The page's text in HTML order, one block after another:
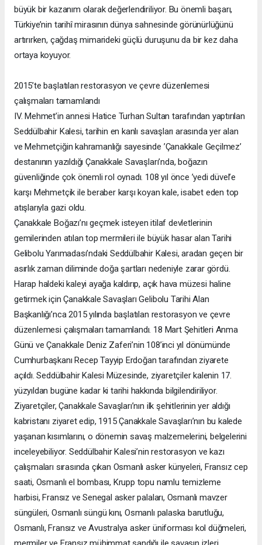
büyük bir kazanım olarak değerlendiriliyor. Bu önemli başarı,
Türkiye’nin tarihî mirasının dünya sahnesinde görünürlüğünü
artırırken, çağdaş mimarideki güçlü duruşunu da bir kez daha
ortaya koyuyor.
2015’te başlatılan restorasyon ve çevre düzenlemesi
çalışmaları tamamlandı
IV. Mehmet’in annesi Hatice Turhan Sultan tarafından yaptırılan
Seddülbahir Kalesi, tarihin en kanlı savaşları arasında yer alan
ve Mehmetçiğin kahramanlığı sayesinde ’Çanakkale Geçilmez’
destanının yazıldığı Çanakkale Savaşları’nda, boğazın
güvenliğinde çok önemli rol oynadı. 108 yıl önce ’yedi düvel’e
karşı Mehmetçik ile beraber karşı koyan kale, isabet eden top
atışlarıyla gazi oldu.
Çanakkale Boğazı’nı geçmek isteyen itilaf devletlerinin
gemilerinden atılan top mermileri ile büyük hasar alan Tarihi
Gelibolu Yarımadası’ndaki Seddülbahir Kalesi, aradan geçen bir
asırlık zaman diliminde doğa şartları nedeniyle zarar gördü.
Harap haldeki kaleyi ayağa kaldırıp, açık hava müzesi haline
getirmek için Çanakkale Savaşları Gelibolu Tarihi Alan
Başkanlığı’nca 2015 yılında başlatılan restorasyon ve çevre
düzenlemesi çalışmaları tamamlandı. 18 Mart Şehitleri Anma
Günü ve Çanakkale Deniz Zaferi’nin 108’inci yıl dönümünde
Cumhurbaşkanı Recep Tayyip Erdoğan tarafından ziyarete
açıldı. Seddülbahir Kalesi Müzesinde, ziyaretçiler kalenin 17.
yüzyıldan bugüne kadar ki tarihi hakkında bilgilendiriliyor.
Ziyaretçiler, Çanakkale Savaşları’nın ilk şehitlerinin yer aldığı
kabristanı ziyaret edip, 1915 Çanakkale Savaşları’nın bu kalede
yaşanan kısımlarını, o dönemin savaş malzemelerini, belgelerini
inceleyebiliyor. Seddülbahir Kalesi’nin restorasyon ve kazı
çalışmaları sırasında çıkan Osmanlı asker künyeleri, Fransız cep
saati, Osmanlı el bombası, Krupp topu namlu temizleme
harbisi, Fransız ve Senegal asker palaları, Osmanlı mavzer
süngüleri, Osmanlı süngü kını, Osmanlı palaska barutluğu,
Osmanlı, Fransız ve Avustralya asker üniforması kol düğmeleri,